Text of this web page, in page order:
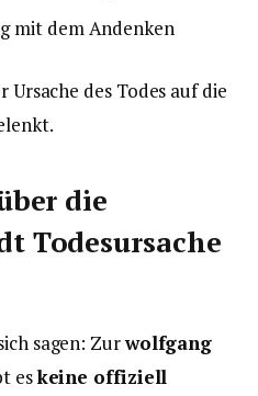
mit dem Andenken
Ursache des Todes auf die
die
Todesursache
sagen: Zurwolfgang
eskeine offiziell